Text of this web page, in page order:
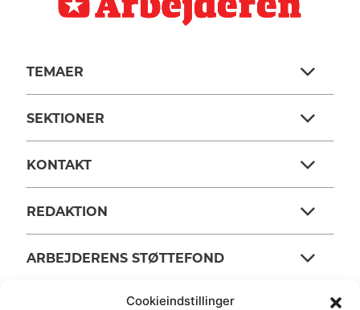
Cookieindstillinger
TEMAER
SEKTIONER
KONTAKT
REDAKTION
ARBEJDERENS STØTTEFOND
ANSVARSHAVENDE REDAKTØR